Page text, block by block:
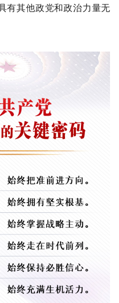
有其他政党和政治力量无